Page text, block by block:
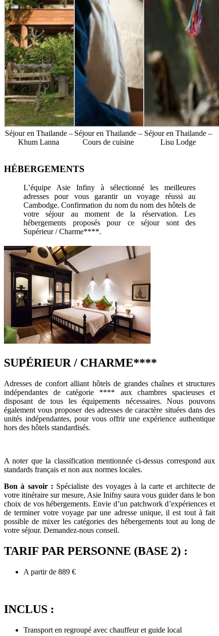
Séjour en Thailande –
Khum Lanna
Séjour en Thailande –
Cours de cuisine
Séjour en Thailande –
Lisu Lodge
HÉBERGEMENTS
L’équipe Asie Infiny à sélectionné les meilleures
adresses pour vous garantir un voyage réussi au
Cambodge. Confirmation du nom du nom des hôtels de
votre séjour au moment de la réservation. Les
hébergements proposés pour ce séjour sont des
Supérieur / Charme****.
SUPÉRIEUR / CHARME****
Adresses de confort alliant hôtels de grandes chaînes et structures
indépendantes de catégorie **** aux chambres spacieuses et
disposant de tous les équipements nécessaires. Nous pouvons
également vous proposer des adresses de caractère situées dans des
unités indépendantes, pour vous offrir une expérience authentique
hors des hôtels standardisés.
A noter que la classification mentionnée ci-dessus correspond aux
standards français et non aux normes locales.
Bon à savoir : Spécialiste des voyages à la carte et architecte de
votre itinéraire sur mesure, Asie Inifny saura vous guider dans le bon
choix de vos hébergements. Envie d’un patchwork d’expériences et
de terminer votre voyage par une adresse unique, il est tout à fait
possible de mixer les catégories des hébergements tout au long de
votre séjour. Demandez-nous conseil.
TARIF PAR PERSONNE (BASE 2) :
A partir de 889 €
INCLUS :
Transport en regroupé avec chauffeur et guide local